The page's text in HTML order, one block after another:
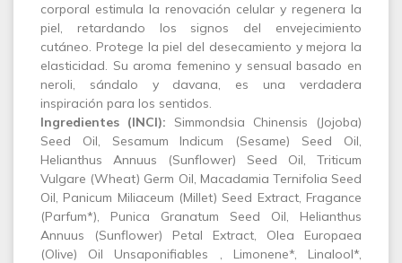
corporal estimula la renovación celular y regenera la
piel, retardando los signos del envejecimiento
cutáneo. Protege la piel del desecamiento y mejora la
elasticidad. Su aroma femenino y sensual basado en
neroli, sándalo y davana, es una verdadera
inspiración para los sentidos.
Ingredientes (INCI): Simmondsia Chinensis (Jojoba)
Seed Oil, Sesamum Indicum (Sesame) Seed Oil,
Helianthus Annuus (Sunflower) Seed Oil, Triticum
Vulgare (Wheat) Germ Oil, Macadamia Ternifolia Seed
Oil, Panicum Miliaceum (Millet) Seed Extract, Fragance
(Parfum*), Punica Granatum Seed Oil, Helianthus
Annuus (Sunflower) Petal Extract, Olea Europaea
(Olive) Oil Unsaponifiables , Limonene*, Linalool*,